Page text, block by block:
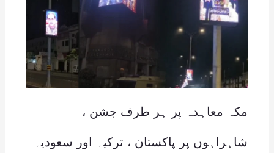
مکہ معاہدہ پر ہر طرف جشن ،
شاہراہوں پر پاکستان ، ترکیہ اور سعودیہ